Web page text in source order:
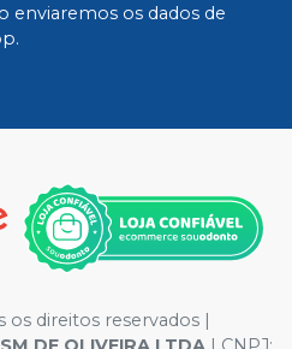
enviaremos os dados de
direitos reservados |